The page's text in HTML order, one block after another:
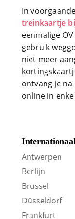
In
treinkaartje
eenmalige
gebruik
niet meer
ontvang je
online in
Internationaal
Antwerpen
Berlijn
Brussel
Düsseldorf
Frankfurt